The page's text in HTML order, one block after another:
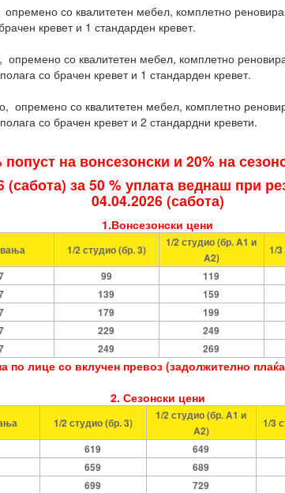
со квалитетен мебел, комплетно
кревет и 1 стандарден кревет.
опремено со квалитетен мебел, комплетно
со брачен кревет и 1 стандарден кревет.
опремено со квалитетен мебел, комплетно
со брачен кревет и 2 стандардни кревети.
попуст на вонсезонски и 20% на
(сабота) за 50 % уплата веднаш при
04.04.2026 (сабота)
1.Вонсезонски цени
1/2 студио(бр.3)
1/2 студио(бр. A1 и
A2)
1/3
99 119
139 159
179 199
229 249
249 269
по лице со вклучен превоз (задолжително
2. Сезонски цени
1/2 студио(бр.3)
1/2 студио(бр. A1 и
A2)
1/3
619 649
659 689
699 729